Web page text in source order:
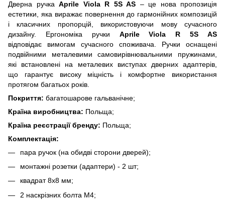
Дверна ручка Aprile Viola R 5S AS – це нова пропозиція
естетики, яка виражає повернення до гармонійних композицій
і класичних пропорцій, використовуючи мову сучасного
дизайну. Ергономіка ручки Aprile Viola R 5S AS
відповідає вимогам сучасного споживача. Ручки оснащені
подвійними металевими самовирівнювальними пружинами,
які встановлені на металевих виступах дверних адаптерів,
що гарантує високу міцність і комфортне використання
протягом багатьох років.
Покриття: багатошарове гальванічне;
Країна виробництва: Польща;
Країна реєстрації бренду: Польща;
Комплектація:
пара ручок (на обидві сторони дверей);
монтажні розетки (адаптери) - 2 шт;
квадрат 8х8 мм;
2 наскрізних болта М4;